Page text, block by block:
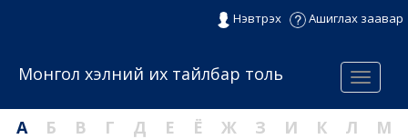
Нэвтрэх Ашиглах заавар
Menu
Монгол хэлний их тайлбар толь
А Б В Г Д Е Ё Ж З И К Л
М